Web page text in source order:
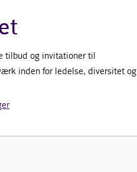
tilbud og invitationer til
inden for ledelse, diversitet og